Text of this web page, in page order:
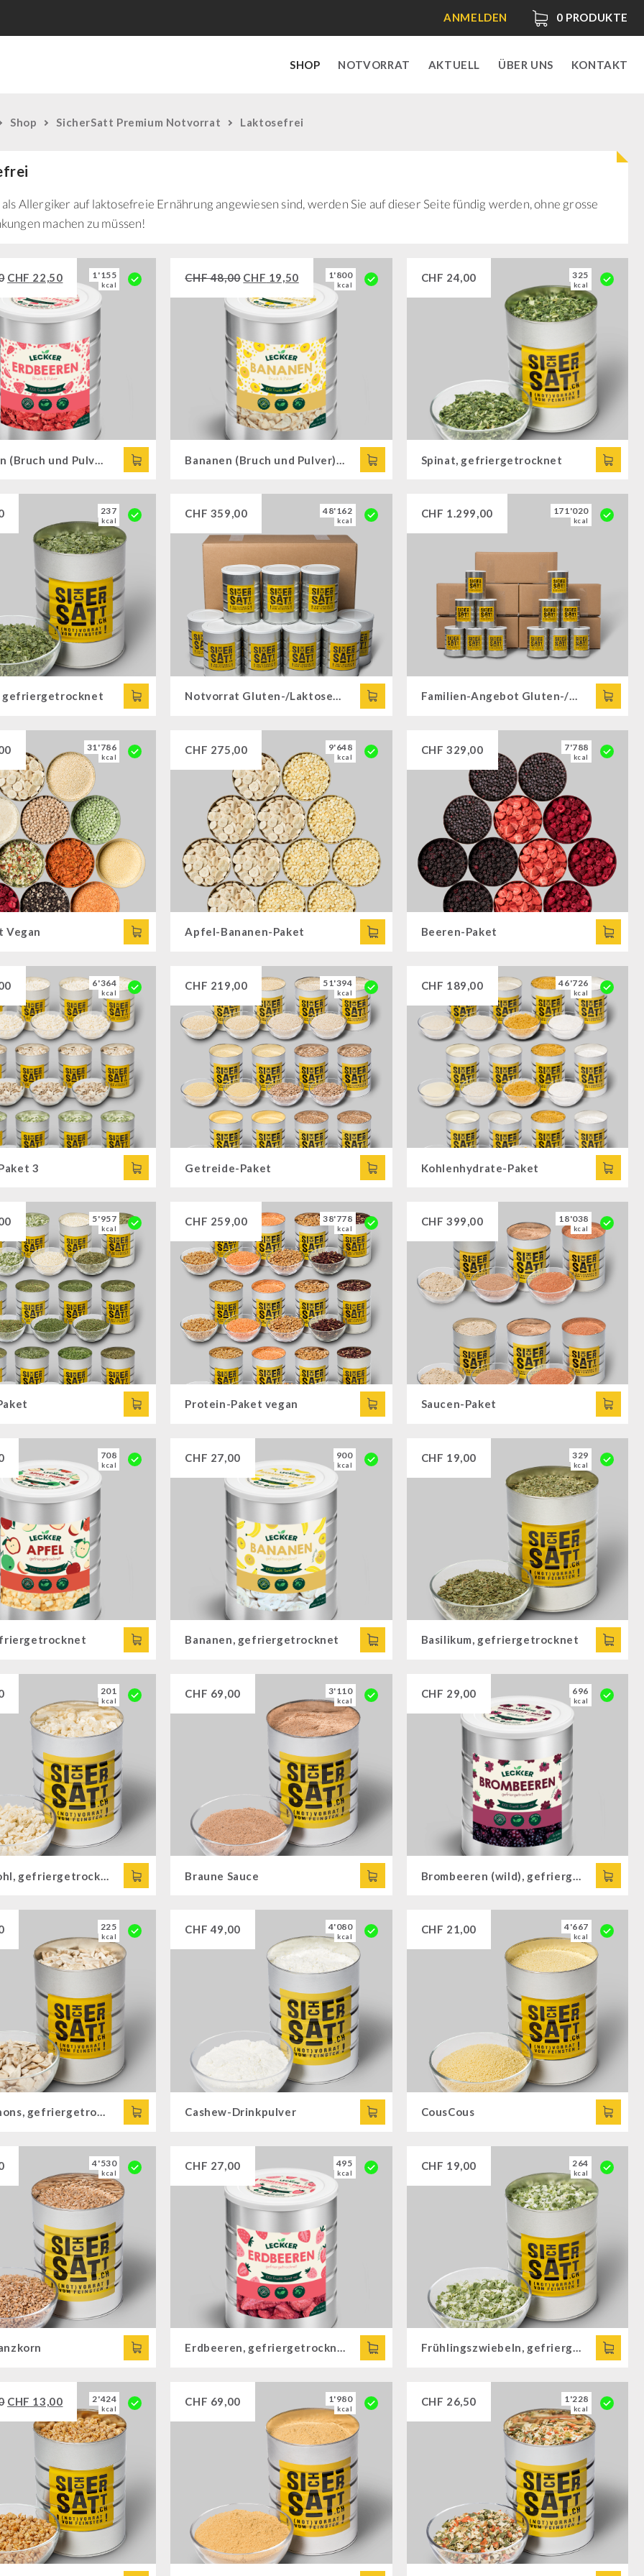
0 PRODUKTE
ANMELDEN
SHOP NOTVORRAT AKTUELL ÜBER UNS KONTAKT
Shop SicherSatt Premium Notvorrat Laktosefrei
Allergiker auf laktosefreie Ernährung angewiesen sind, werden Sie auf dieser Seite fündig werden, ohne grosse
machen zu müssen!
CHF 22,50 1'155
kcal
Erdbeeren (Bruch und Pulver), gefriergetrocknet
CHF48,00 CHF 19,50 1'800
kcal
Bananen (Bruch und Pulver), gefriergetrocknet
CHF 24,00 325
kcal
Spinat, gefriergetrocknet
237
kcal
gefriergetrocknet
CHF 359,00 48'162
kcal
Notvorrat Gluten-/Laktosefrei
CHF 1.299,00 171'020
kcal
Familien-Angebot Gluten-/Laktosefrei
31'786
kcal
Vegan
CHF 275,00 9'648
kcal
Apfel-Bananen-Paket
CHF 329,00 7'788
kcal
Beeren-Paket
6'364
kcal
3
CHF 219,00 51'394
kcal
Getreide-Paket
CHF 189,00 46'726
kcal
Kohlenhydrate-Paket
5'957
kcal
CHF 259,00 38'778
kcal
Protein-Paket vegan
CHF 399,00 18'038
kcal
Saucen-Paket
708
kcal
CHF 27,00 900
kcal
Bananen, gefriergetrocknet
CHF 19,00 329
kcal
Basilikum, gefriergetrocknet
201
kcal
Blumenkohl, gefriergetrocknet
CHF 69,00 3'110
kcal
Braune Sauce
CHF 29,00 696
kcal
Brombeeren (wild), gefriergetrocknet
225
kcal
Champignons, gefriergetrocknet
CHF 49,00 4'080
kcal
Cashew-Drinkpulver
CHF 21,00 4'667
kcal
CousCous
4'530
kcal
CHF 27,00 495
kcal
Erdbeeren, gefriergetrocknet
CHF 19,00 264
kcal
Frühlingszwiebeln, gefriergetrocknet
CHF 13,00 2'424
kcal
CHF 69,00 1'980
kcal
CHF 26,50 1'228
kcal